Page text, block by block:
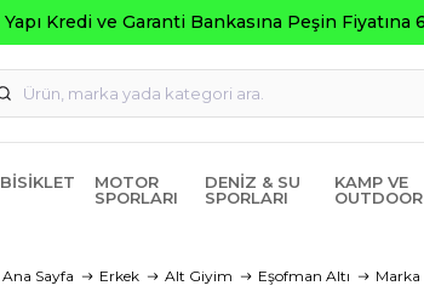
BISIKLET
MOTOR
SPORLARI
DENIZ & SU
SPORLARI
KAMP VE
OUTDOOR
Ana Sayfa Erkek Alt Giyim Eşofman Altı Marka